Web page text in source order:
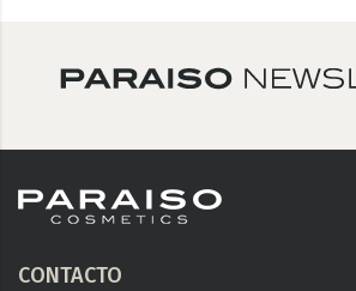
CONTACTO